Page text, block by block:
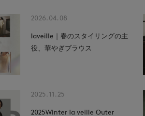
2026.04.08
laveille｜春のスタイリングの主
役、華やぎブラウス
2025.11.25
2025Winter la veille Outer